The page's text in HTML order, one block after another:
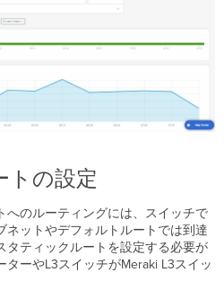
トの設定
へのルーティングには、スイッチで
ネットやデフォルトルートでは到達
タティックルートを設定する必要が
ーやL3スイッチがMeraki L3スイッ